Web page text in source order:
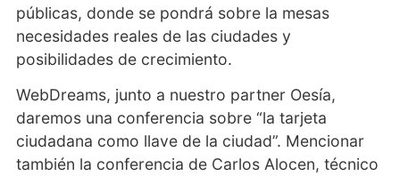
públicas, donde se pondrá sobre la mesas
necesidades reales de las ciudades y
posibilidades de crecimiento.
WebDreams, junto a nuestro partner Oesía,
daremos una conferencia sobre “la tarjeta
ciudadana como llave de la ciudad”. Mencionar
también la conferencia de Carlos Alocen, técnico